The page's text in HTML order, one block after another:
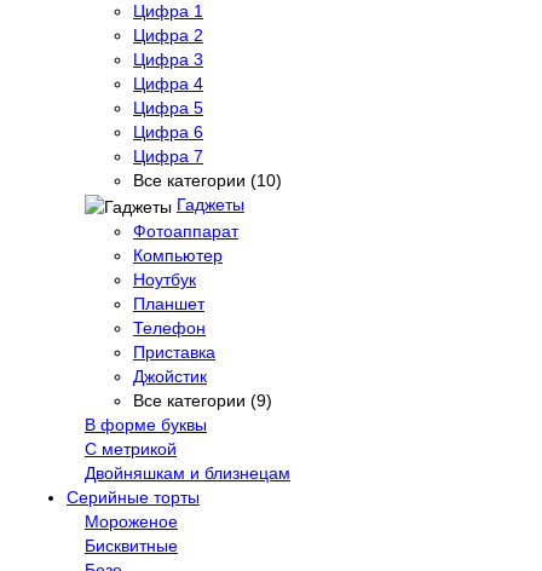
Цифра 1
Цифра 2
Цифра 3
Цифра 4
Цифра 5
Цифра 6
Цифра 7
Все категории (10)
Гаджеты
Фотоаппарат
Компьютер
Ноутбук
Планшет
Телефон
Приставка
Джойстик
Все категории (9)
В форме буквы
С метрикой
Двойняшкам и близнецам
Серийные торты
Мороженое
Бисквитные